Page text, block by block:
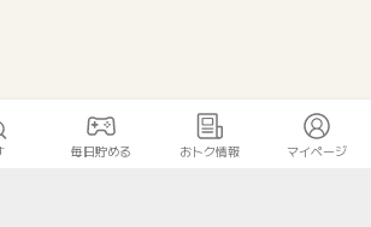
毎日貯める おトク情報 マイページ